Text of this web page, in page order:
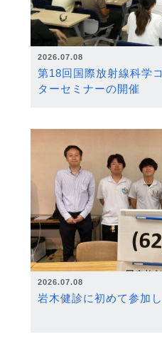
2026.07.08
第18回国際放射線科学
ターセミナーの開催
2026.07.08
岩木健診に初めて参加